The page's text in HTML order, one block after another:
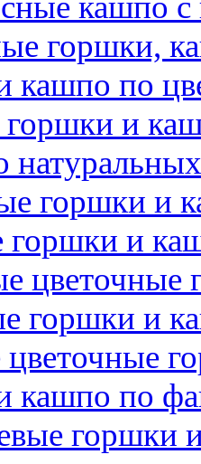
горшки,
кашпо по
горшки и
горшки и
горшки и
цветочные
горшки и
кашпо по
горшки